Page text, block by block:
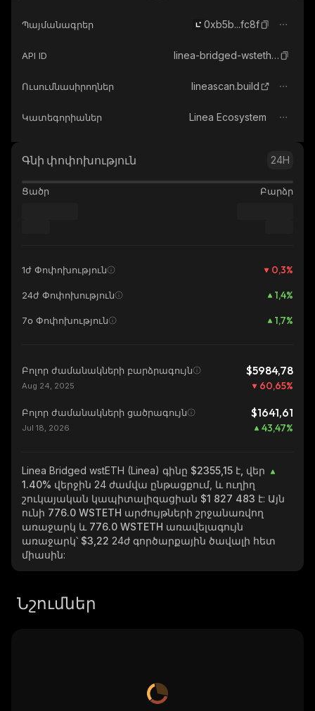
Պայմանագրեր 0xb5b...fc8f
API ID linea-bridged-wsteth-linea
Ուսումնասիրողներ lineascan.build
Կատեգորիաներ Linea Ecosystem
Գնի փոփոխություն 24H
Ցածր Բարձր
1ժ Փոփոխություն 0,3%
24ժ Փոփոխություն 1,4%
7օ Փոփոխություն 1,7%
Բոլոր ժամանակների բարձրագույն $5984,78
Aug 24, 2025 60,65%
Բոլոր ժամանակների ցածրագույն $1641,61
Jul 18, 2026 43,47%
Linea Bridged wstETH (Linea) գինը $2355,15 է, վեր
1.40% վերջին 24 ժամվա ընթացքում, և ուղիղ
շուկայական կապիտալիզացիան $1 827 483 է: Այն
ունի 776.0 WSTETH արժույթների շրջանառվող
առաջարկ և 776.0 WSTETH առավելագույն
առաջարկ՝ $3,22 24ժ գործարքային ծավալի հետ
միասին:
Նշումներ